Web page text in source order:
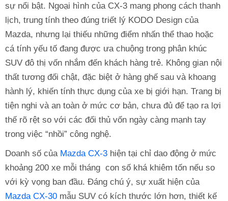
sự nổi bật. Ngoại hình của CX-3 mang phong cách thanh
lịch, trung tính theo đúng triết lý KODO Design của
Mazda, nhưng lại thiếu những điểm nhấn thể thao hoặc
cá tính yếu tố đang được ưa chuộng trong phân khúc
SUV đô thị vốn nhắm đến khách hàng trẻ. Không gian nội
thất tương đối chật, đặc biệt ở hàng ghế sau và khoang
hành lý, khiến tính thực dụng của xe bị giới hạn. Trang bị
tiện nghi và an toàn ở mức cơ bản, chưa đủ để tạo ra lợi
thế rõ rệt so với các đối thủ vốn ngày càng mạnh tay
trong việc “nhồi” công nghệ.
Doanh số của Mazda CX-3 hiện tại chỉ dao động ở mức
khoảng 200 xe mỗi tháng con số khá khiêm tốn nếu so
với kỳ vọng ban đầu. Đáng chú ý, sự xuất hiện của
Mazda CX-30 mẫu SUV có kích thước lớn hơn, thiết kế